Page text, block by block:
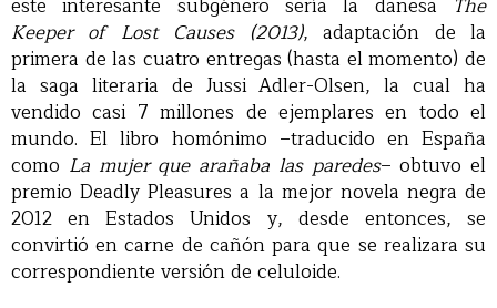
Keeper of Lost Causes (2013), adaptación de la
primera de las cuatro entregas (hasta el momento) de
la saga literaria de Jussi Adler-Olsen, la cual ha
vendido casi 7 millones de ejemplares en todo el
mundo. El libro homónimo –traducido en España
como La mujer que arañaba las paredes– obtuvo el
premio Deadly Pleasures a la mejor novela negra de
2012 en Estados Unidos y, desde entonces, se
convirtió en carne de cañón para que se realizara su
correspondiente versión de celuloide.